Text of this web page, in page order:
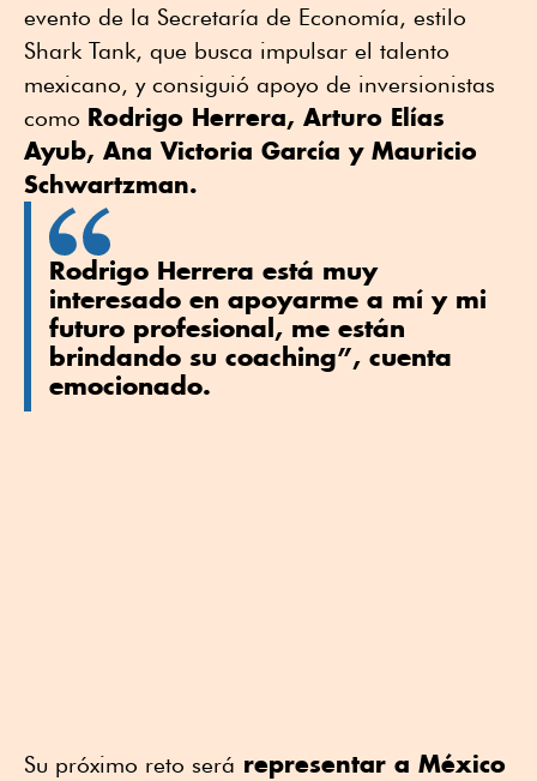
evento de la Secretaría de Economía, estilo
Shark Tank, que busca impulsar el talento
mexicano, y consiguió apoyo de inversionistas
como Rodrigo Herrera, Arturo Elías
Ayub, Ana Victoria García y Mauricio
Schwartzman.
Rodrigo Herrera está muy
interesado en apoyarme a mí y mi
futuro profesional, me están
brindando su coaching”, cuenta
emocionado.
Su próximo reto será representar a México